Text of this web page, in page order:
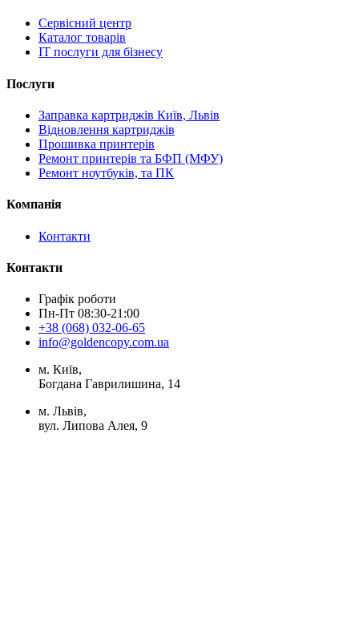
Сервісний центр
Каталог товарів
IT послуги для бізнесу
Послуги
Заправка картриджів Київ, Львів
Відновлення картриджів
Прошивка принтерів
Ремонт принтерів та БФП (МФУ)
Ремонт ноутбуків, та ПК
Компанія
Контакти
Контакти
Графік роботи
Пн-Пт 08:30-21:00
+38 (068) 032-06-65
info@goldencopy.com.ua
м. Київ,
Богдана Гаврилишина, 14
м. Львів,
вул. Липова Алея, 9